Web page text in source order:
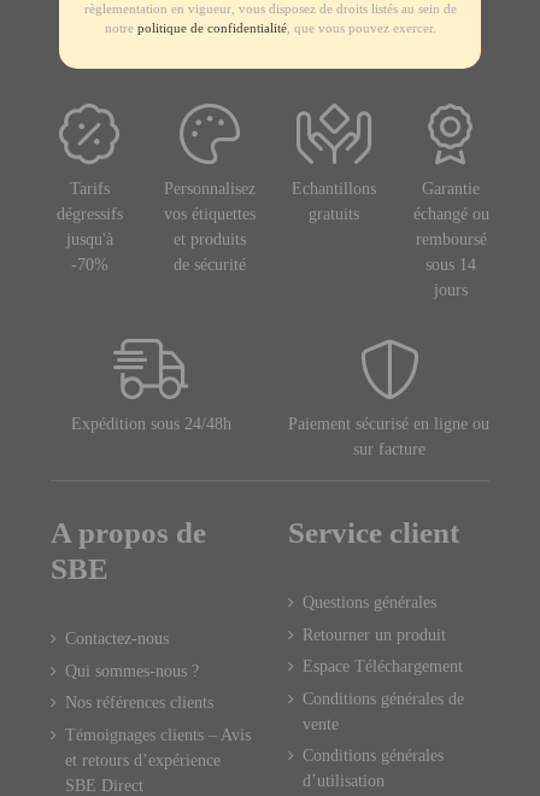
règlementation en vigueur, vous disposez de droits listés au sein de
notre politique de confidentialité, que vous pouvez exercer.
Tarifs
dégressifs
jusqu'à
-70%
Personnalisez
vos étiquettes
et produits
de sécurité
Echantillons
gratuits
Garantie
échangé ou
remboursé
sous 14
jours
Expédition sous 24/48h
Paiement sécurisé en ligne ou
sur facture
A propos de
SBE
Contactez-nous
Qui sommes-nous ?
Nos références clients
Témoignages clients – Avis
et retours d’expérience
SBE Direct
Service client
Questions générales
Retourner un produit
Espace Téléchargement
Conditions générales de
vente
Conditions générales
d’utilisation